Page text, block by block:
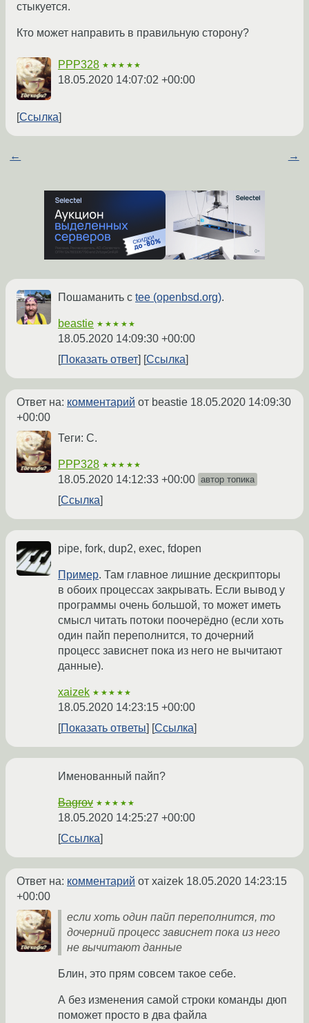
стыкуется.
Кто может направить в правильную сторону?
PPP328 ★★★★★
18.05.2020 14:07:02 +00:00
Ссылка
← →
Пошаманить с tee (openbsd.org).
beastie ★★★★★
18.05.2020 14:09:30 +00:00
Показать ответ
Ссылка
Ответ на: комментарий от beastie 18.05.2020 14:09:30
+00:00
Теги: С.
PPP328 ★★★★★
18.05.2020 14:12:33 +00:00 автор топика
Ссылка
pipe, fork, dup2, exec, fdopen
Пример. Там главное лишние дескрипторы
в обоих процессах закрывать. Если вывод у
программы очень большой, то может иметь
смысл читать потоки поочерёдно (если хоть
один пайп переполнится, то дочерний
процесс зависнет пока из него не вычитают
данные).
xaizek ★★★★★
18.05.2020 14:23:15 +00:00
Показать ответы
Ссылка
Именованный пайп?
Bagrov ★★★★★
18.05.2020 14:25:27 +00:00
Ссылка
Ответ на: комментарий от xaizek 18.05.2020 14:23:15
+00:00
если хоть один пайп переполнится, то
дочерний процесс зависнет пока из него
не вычитают данные
Блин, это прям совсем такое себе.
А без изменения самой строки команды дюп
поможет просто в два файла